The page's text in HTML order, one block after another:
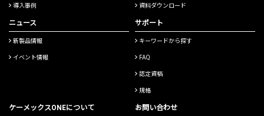
導入事例 資料ダウンロード
ニュース
新製品情報
イベント情報
サポート
キーワードから探す
FAQ
認定資格
規格
ケーメックスONEについて お問い合わせ